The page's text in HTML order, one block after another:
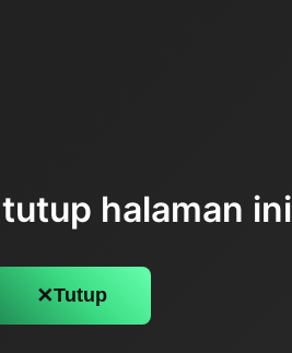
halaman ini
✕Tutup